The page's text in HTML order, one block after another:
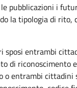
pubblicazioni i
la tipologia di rito,
sposi entrambi
di riconoscimento
o entrambi cittadini